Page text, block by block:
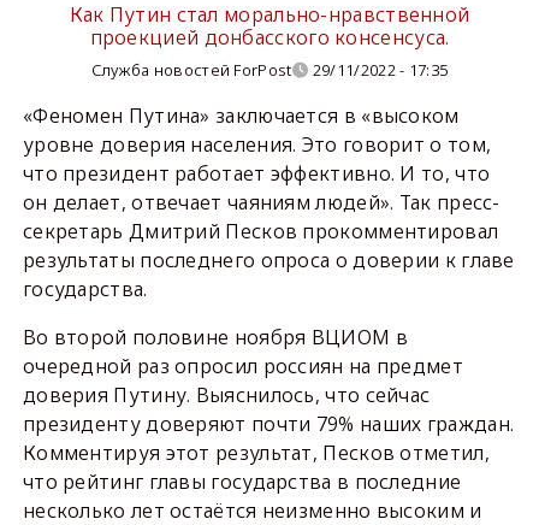
Как Путин стал морально-нравственной
проекцией донбасского консенсуса.
Служба новостей ForPost 29/11/2022 - 17:35
«Феномен Путина» заключается в «высоком
уровне доверия населения. Это говорит о том,
что президент работает эффективно. И то, что
он делает, отвечает чаяниям людей». Так пресс-
секретарь Дмитрий Песков прокомментировал
результаты последнего опроса о доверии к главе
государства.
Во второй половине ноября ВЦИОМ в
очередной раз опросил россиян на предмет
доверия Путину. Выяснилось, что сейчас
президенту доверяют почти 79% наших граждан.
Комментируя этот результат, Песков отметил,
что рейтинг главы государства в последние
несколько лет остаётся неизменно высоким и